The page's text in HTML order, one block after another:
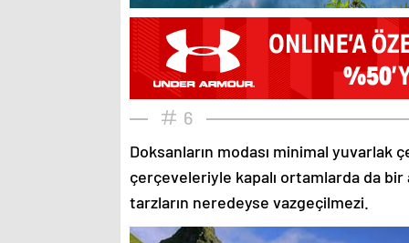
6
Doksanların modası minimal
çerçeveleriyle kapalı ortamlarda da
tarzların neredeyse vazgeçilmezi.